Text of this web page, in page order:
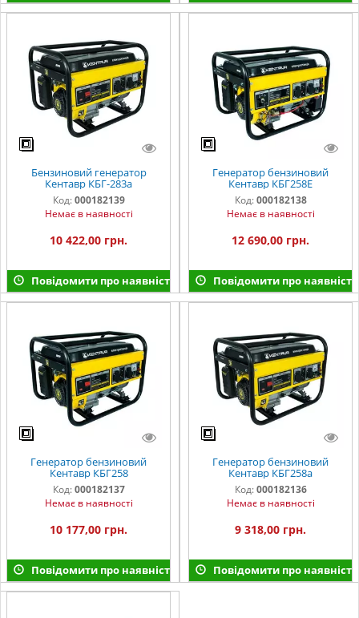
Бензиновий генератор
Кентавр КБГ-283a
Код: 000182139
Немає в наявності
10 422,00 грн.
Повідомити про наявність
Генератор бензиновий
Кентавр КБГ258Е
Код: 000182138
Немає в наявності
12 690,00 грн.
Повідомити про наявність
Генератор бензиновий
Кентавр КБГ258
Код: 000182137
Немає в наявності
10 177,00 грн.
Повідомити про наявність
Генератор бензиновий
Кентавр КБГ258а
Код: 000182136
Немає в наявності
9 318,00 грн.
Повідомити про наявність